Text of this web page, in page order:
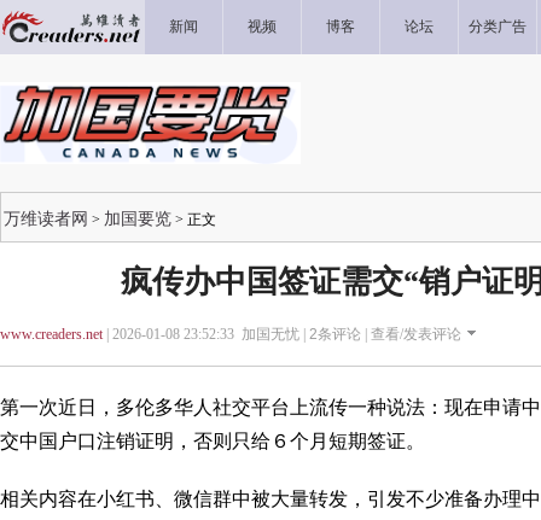
新闻 视频 博客 论坛 分类广告
万维读者网 > 加国要览 > 正文
疯传办中国签证需交“销户证
www.creaders.net| 2026-01-08 23:52:33 加国无忧 | 2条评论 | 查看/发表评论
第一次近日，多伦多华人社交平台上流传一种说法：现在申请
交中国户口注销证明，否则只给６个月短期签证。
相关内容在小红书、微信群中被大量转发，引发不少准备办理